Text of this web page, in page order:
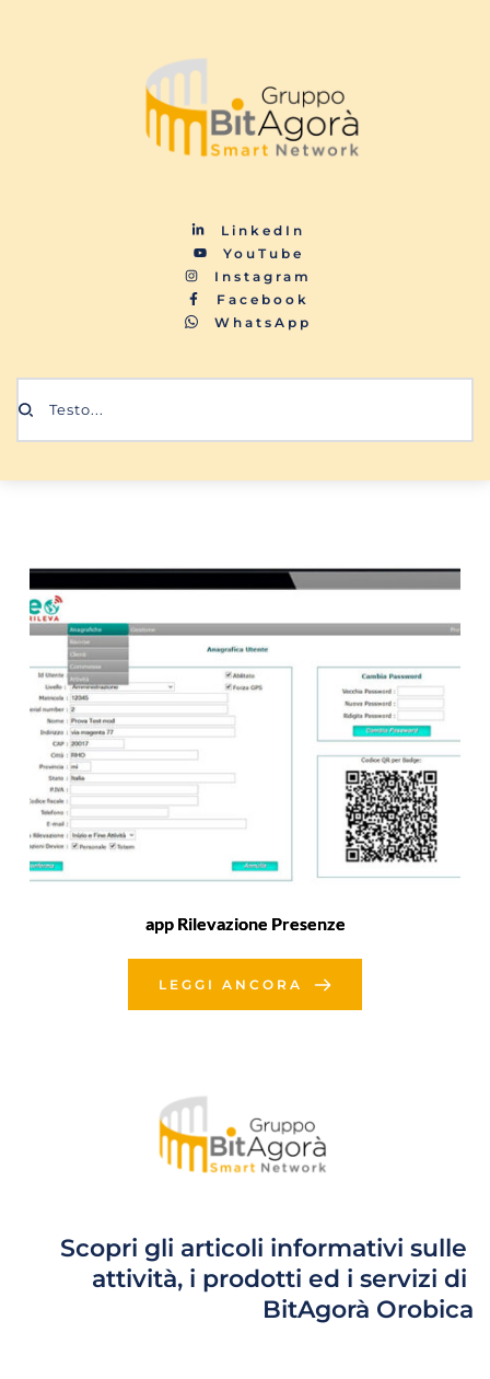
LinkedIn
YouTube
Instagram
Facebook
WhatsApp
Testo...
app Rilevazione Presenze
LEGGI ANCORA
Scopri gli articoli informativi sulle
attività, i prodotti ed i servizi di
BitAgorà Orobica